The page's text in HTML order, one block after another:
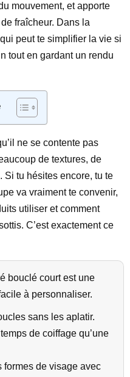
mouvement, et apporte
fraîcheur. Dans la
peut te simplifier la vie si
tout en gardant un rendu
ne se contente pas
de textures, de
Si tu hésites encore, tu te
va vraiment te convenir,
utiliser et comment
C’est exactement ce
bouclé court est une
à personnaliser.
sans les aplatir.
de coiffage qu’une
formes de visage avec